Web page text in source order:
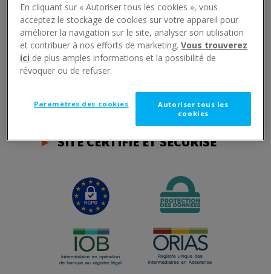
►0€ DE FRAIS DE DOSSIER
►RÉPONSE DE PRINCIPE
►DÉBLOCAGE DES FONDS EN
►SITE CERTIFIÉ ET SÉCURISÉ
En cliquant sur « Autoriser tous les cookies », vous
acceptez le stockage de cookies sur votre appareil pour
améliorer la navigation sur le site, analyser son utilisation
et contribuer à nos efforts de marketing.Vous trouverez
ici de plus amples informations et la possibilité de
révoquer ou de refuser.
Autoriser tous les
cookies
Paramètres des cookies